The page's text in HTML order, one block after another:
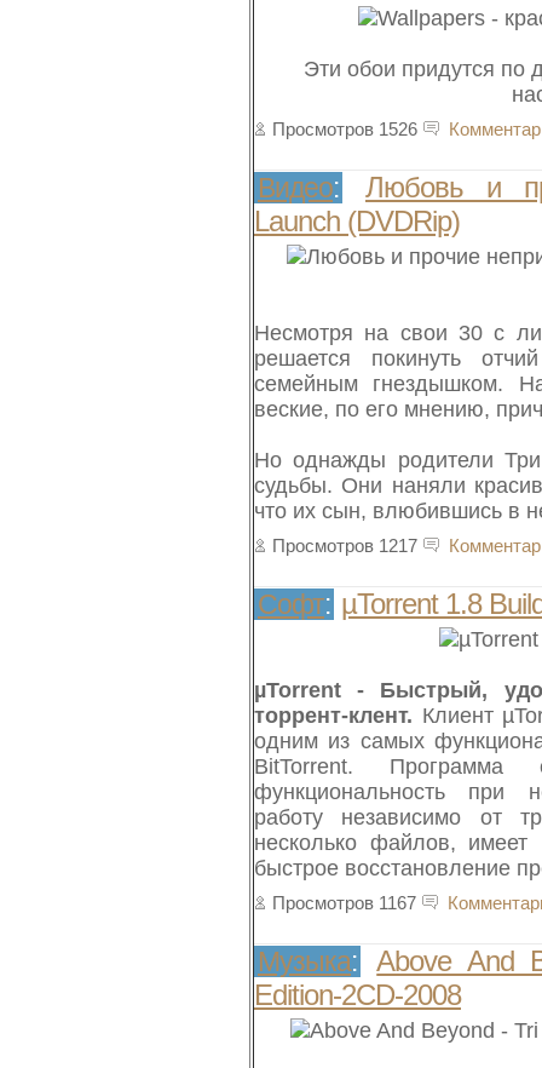
Эти обои придутся по
Просмотров 1526
Видео:
Любовь и
Launch (DVDRip)
Несмотря на свои 30 с
решается покинуть
семейным гнездышком.
веские, по его мнению,
Но однажды родители
судьбы. Они наняли
что их сын, влюбившись в
Просмотров 1217
Софт: µTorrent 1.8
µTorrent - Быстрый,
торрент-клент. Клиент
одним из самых
BitTorrent. Программа
функциональность при
работу независимо от
несколько файлов, имеет
быстрое восстановление
Просмотров 1167
Музыка:
Above And
Edition-2CD-2008